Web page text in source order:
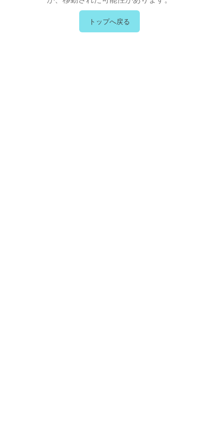
トップへ戻る